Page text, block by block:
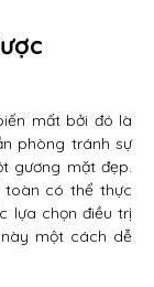
mất bởi đó là
phòng tránh sự
gương mặt đẹp.
toàn có thể thực
lựa chọn điều trị
một cách dễ